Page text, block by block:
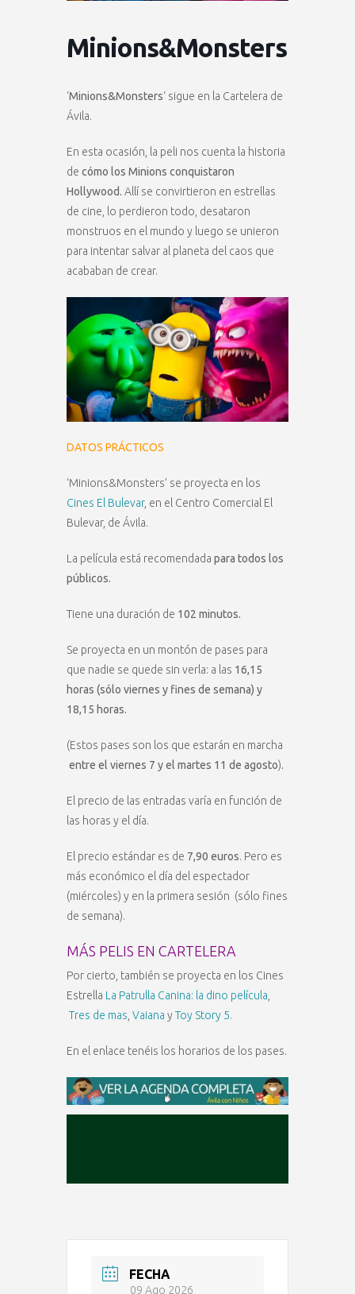
Minions&Monsters
‘Minions&Monsters‘ sigue en la Cartelera de
Ávila.
En esta ocasión, la peli nos cuenta la historia
de cómo los Minions conquistaron
Hollywood. Allí se convirtieron en estrellas
de cine, lo perdieron todo, desataron
monstruos en el mundo y luego se unieron
para intentar salvar al planeta del caos que
acababan de crear.
DATOS PRÁCTICOS
‘Minions&Monsters’ se proyecta en los
Cines El Bulevar, en el Centro Comercial El
Bulevar, de Ávila.
La película está recomendada para todos los
públicos.
Tiene una duración de 102 minutos.
Se proyecta en un montón de pases para
que nadie se quede sin verla: a las 16,15
horas (sólo viernes y fines de semana) y
18,15 horas.
(Estos pases son los que estarán en marcha
entre el viernes 7 y el martes 11 de agosto).
El precio de las entradas varía en función de
las horas y el día.
El precio estándar es de 7,90 euros. Pero es
más económico el día del espectador
(miércoles) y en la primera sesión (sólo fines
de semana).
MÁS PELIS EN CARTELERA
Por cierto, también se proyecta en los Cines
Estrella La Patrulla Canina: la dino película
Tres de mas Vaiana yToy Story 5.
En el enlace tenéis los horarios de los pases.
FECHA
09 Ago 2026